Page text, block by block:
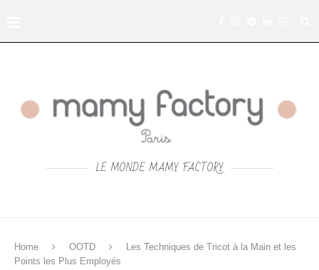
LE MONDE MAMY FACTORY
Home OOTD
Les Techniques de Tricot à la Main et les
Points les Plus Employés